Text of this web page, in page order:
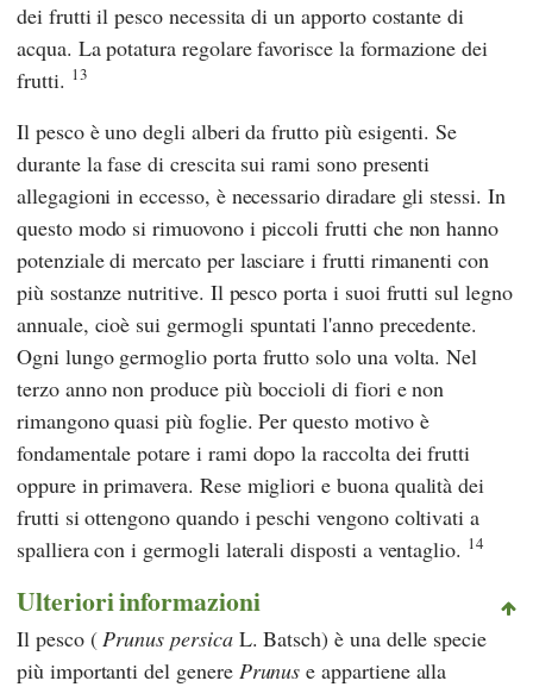
dei frutti il pesco necessita di un apporto costante di
acqua. La potatura regolare favorisce la formazione dei
frutti. 13
Il pesco è uno degli alberi da frutto più esigenti. Se
durante la fase di crescita sui rami sono presenti
allegagioni in eccesso, è necessario diradare gli stessi. In
questo modo si rimuovono i piccoli frutti che non hanno
potenziale di mercato per lasciare i frutti rimanenti con
più sostanze nutritive. Il pesco porta i suoi frutti sul legno
annuale, cioè sui germogli spuntati l'anno precedente.
Ogni lungo germoglio porta frutto solo una volta. Nel
terzo anno non produce più boccioli di fiori e non
rimangono quasi più foglie. Per questo motivo è
fondamentale potare i rami dopo la raccolta dei frutti
oppure in primavera. Rese migliori e buona qualità dei
frutti si ottengono quando i peschi vengono coltivati a
spalliera con i germogli laterali disposti a ventaglio. 14
Ulteriori informazioni
Il pesco (Prunus persicaL. Batsch) è una delle specie
più importanti del genere Prunus e appartiene alla